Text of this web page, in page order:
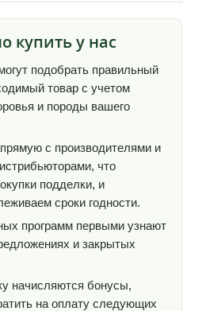
купить у нас
подобрать правильный
товар с учетом
и породы вашего
с производителями и
что
подделки, и
сроки годности.
программ первыми узнают
и закрытых
начисляются бонусы,
на оплату следующих